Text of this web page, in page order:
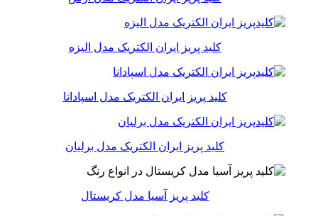
کلید پریز ایران الکتریک مدل الیزه
کلید پریز ایران الکتریک مدل اسپادانا
کلید پریز ایران الکتریک مدل برلیان
کلید پریز آسیا مدل کریستال